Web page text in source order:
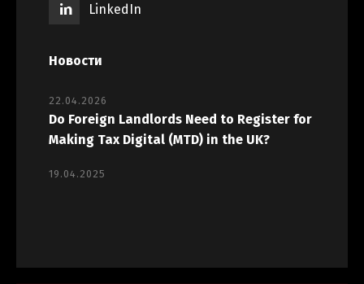
LinkedIn
Новости
22.04.2026
Do Foreign Landlords Need to Register for
Making Tax Digital (MTD) in the UK?
19.04.2025